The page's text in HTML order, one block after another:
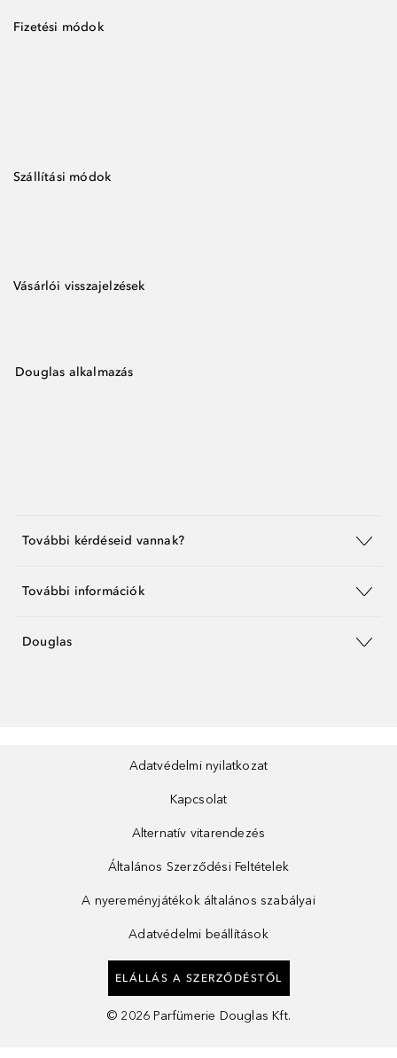
Fizetési módok
Szállítási módok
Vásárlói visszajelzések
Douglas alkalmazás
További kérdéseid vannak?
További információk
Douglas
Adatvédelmi nyilatkozat
Kapcsolat
Alternatív vitarendezés
Általános Szerződési Feltételek
A nyereményjátékok általános szabályai
Adatvédelmi beállítások
ELÁLLÁS A SZERZŐDÉSTŐL
© 2026 Parfümerie Douglas Kft.